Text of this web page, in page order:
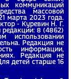
коммуникаций
массовой
марта 2023 года.
- Куревин Н. Г.
редакции: 8 (4862)
использовании
Редакция не
информации,
Редакция не
детей старше 16